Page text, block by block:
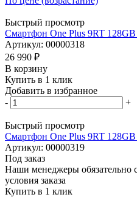
Быстрый просмотр
Смартфон One Plus 9RT
Артикул: 00000318
26 990 ₽
В корзину
Купить в 1 клик
Добавить в избранное
-
+
Быстрый просмотр
Смартфон One Plus 9RT
Артикул: 00000319
Под заказ
Наши менеджеры обязательно
условия заказа
Купить в 1 клик